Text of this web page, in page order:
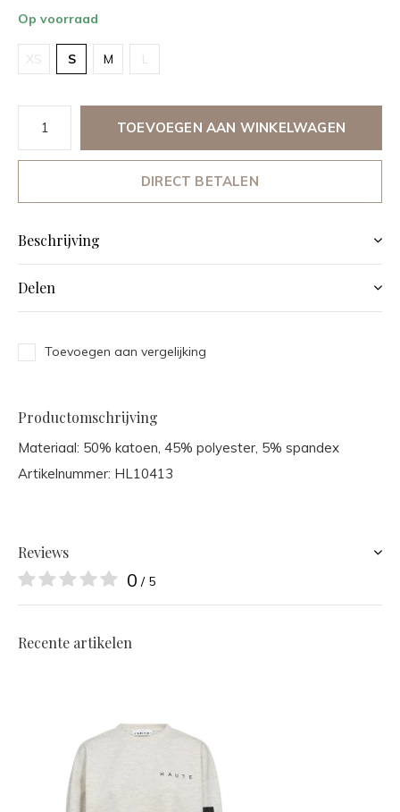
Op voorraad
XS S M L
TOEVOEGEN AAN WINKELWAGEN
DIRECT BETALEN
Beschrijving
Delen
Toevoegen aan vergelijking
Productomschrijving
Materiaal: 50% katoen, 45% polyester, 5% spandex
Artikelnummer: HL10413
Reviews
0 / 5
Recente artikelen